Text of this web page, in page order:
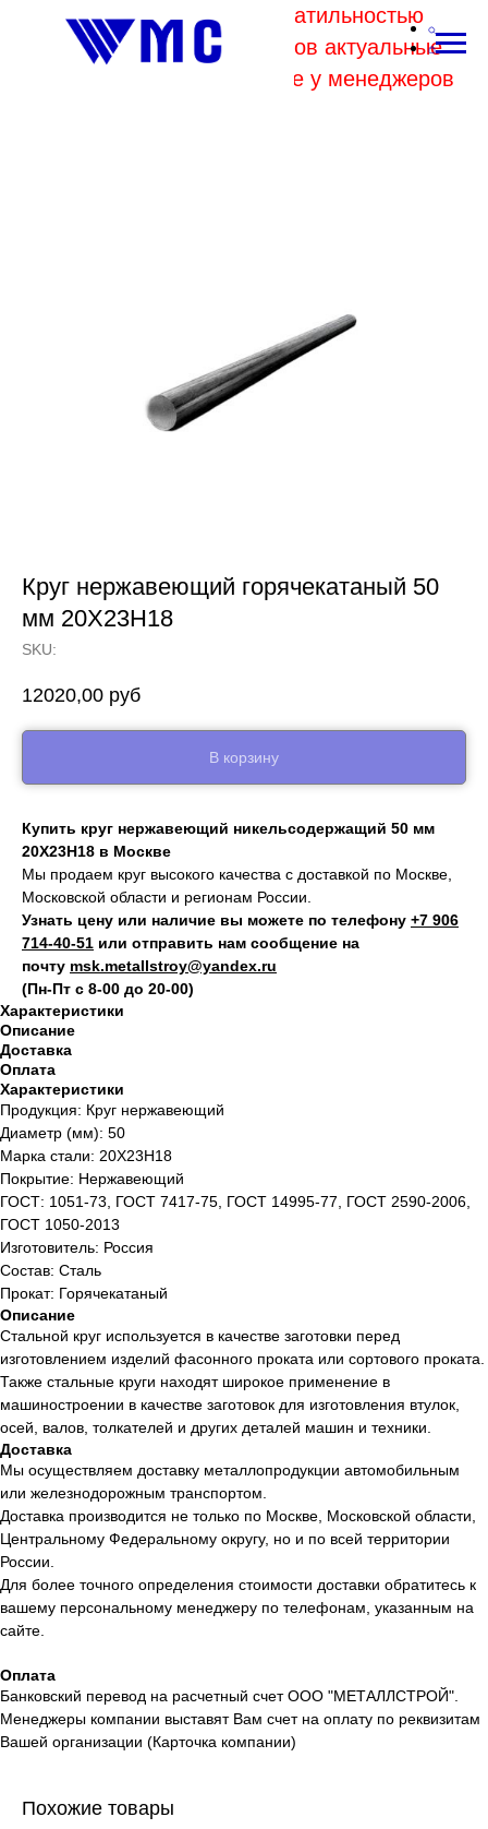
В связи с высокой волатильностью
отпускных цен комбинатов актуальные
цены на металл уточняйте у менеджеров
Круг нержавеющий горячекатаный 50
мм 20Х23Н18
SKU:
12020,00 руб
В корзину
Купить круг нержавеющий никельсодержащий 50 мм
20Х23Н18 в Москве
Мы продаем круг высокого качества с доставкой по Москве,
Московской области и регионам России.
Узнать цену или наличие вы можете по телефону +7 906
714‑40-51 или отправить нам сообщение на
почту msk.metallstroy@yandex.ru
(Пн-Пт с 8-00 до 20-00)
Характеристики
Описание
Доставка
Оплата
Характеристики
Продукция: Круг нержавеющий
Диаметр (мм): 50
Марка стали: 20Х23Н18
Покрытие: Нержавеющий
ГОСТ: 1051-73, ГОСТ 7417-75, ГОСТ 14995-77, ГОСТ 2590-2006,
ГОСТ 1050-2013
Изготовитель: Россия
Состав: Сталь
Прокат: Горячекатаный
Описание
Стальной круг используется в качестве заготовки перед
изготовлением изделий фасонного проката или сортового проката.
Также стальные круги находят широкое применение в
машиностроении в качестве заготовок для изготовления втулок,
осей, валов, толкателей и других деталей машин и техники.
Доставка
Мы осуществляем доставку металлопродукции автомобильным
или железнодорожным транспортом.
Доставка производится не только по Москве, Московской области,
Центральному Федеральному округу, но и по всей территории
России.
Для более точного определения стоимости доставки обратитесь к
вашему персональному менеджеру по телефонам, указанным на
сайте.
Оплата
Банковский перевод на расчетный счет ООО "МЕТАЛЛСТРОЙ".
Менеджеры компании выставят Вам счет на оплату по реквизитам
Вашей организации (Карточка компании)
Похожие товары